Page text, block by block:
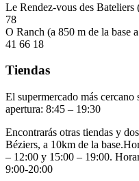
Le Rendez-vous des
78
O Ranch (a 850 m de la base
41 66 18
Tiendas
El supermercado más
apertura: 8:45 – 19:30
Encontrarás otras tiendas y
Béziers, a 10km de la
– 12:00 y 15:00 – 19:00.
9:00-20:00